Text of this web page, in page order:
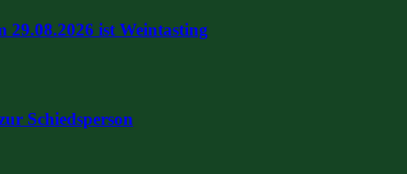
29.08.2026 ist Weintasting
Schiedsperson